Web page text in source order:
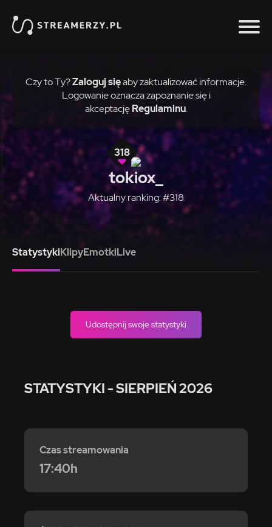
Czy to Ty?Zaloguj sięaby zaktualizować informacje.
Logowanie oznacza zapoznanie się i
akceptację Regulaminu.
318
tokiox_
Aktualny ranking: #318
StatystykiKlipyEmotkiLive
Udostępnij swoje statystyki
STATYSTYKI - SIERPIEŃ 2026
Czas streamowania
17:40h